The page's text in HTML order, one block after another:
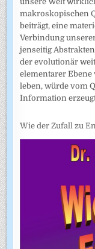
makroskopischen
beiträgt, eine
Verbindung
jenseitig
der evolutionär
elementarer
leben, würde vom
Information
Wie der Zufall zu